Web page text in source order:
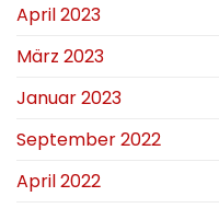
April 2023
März 2023
Januar 2023
September 2022
April 2022